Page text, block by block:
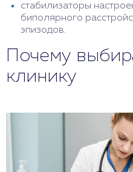
стабилизаторы
биполярного
эпизодов.
Почему
клинику